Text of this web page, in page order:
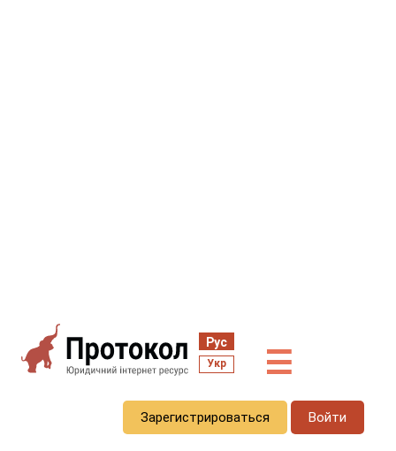
Рус
Укр ☰
Зарегистрироваться Войти